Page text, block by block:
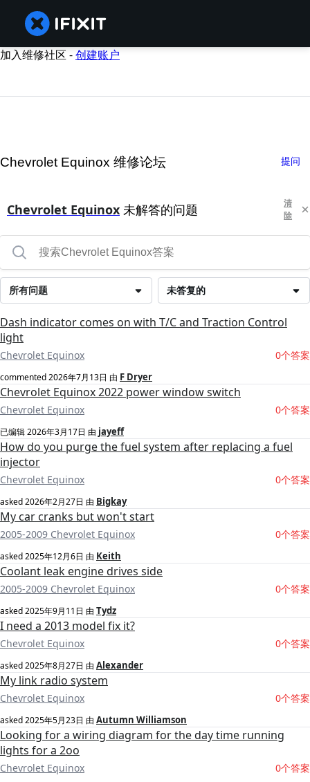
加入维修社区 -创建账户
Chevrolet Equinox 维修论坛 提问
Chevrolet Equinox 未解答的问题
清
除
未答复的
所有问题
Dash indicator comes on with T/C and Traction Control
light
Chevrolet Equinox 0个答案
commented2026年7月13日 由 F Dryer
Chevrolet Equinox 2022 power window switch
Chevrolet Equinox 0个答案
已编辑2026年3月17日 由 jayeff
How do you purge the fuel system after replacing a fuel
injector
Chevrolet Equinox 0个答案
asked2026年2月27日 由 Bigkay
My car cranks but won't start
2005-2009 Chevrolet Equinox 0个答案
asked2025年12月6日 由 Keith
Coolant leak engine drives side
2005-2009 Chevrolet Equinox 0个答案
asked2025年9月11日 由 Tydz
I need a 2013 model fix it?
Chevrolet Equinox 0个答案
asked2025年8月27日 由 Alexander
My link radio system
Chevrolet Equinox 0个答案
asked2025年5月23日 由 Autumn Williamson
Looking for a wiring diagram for the day time running
lights for a 2oo
Chevrolet Equinox 0个答案